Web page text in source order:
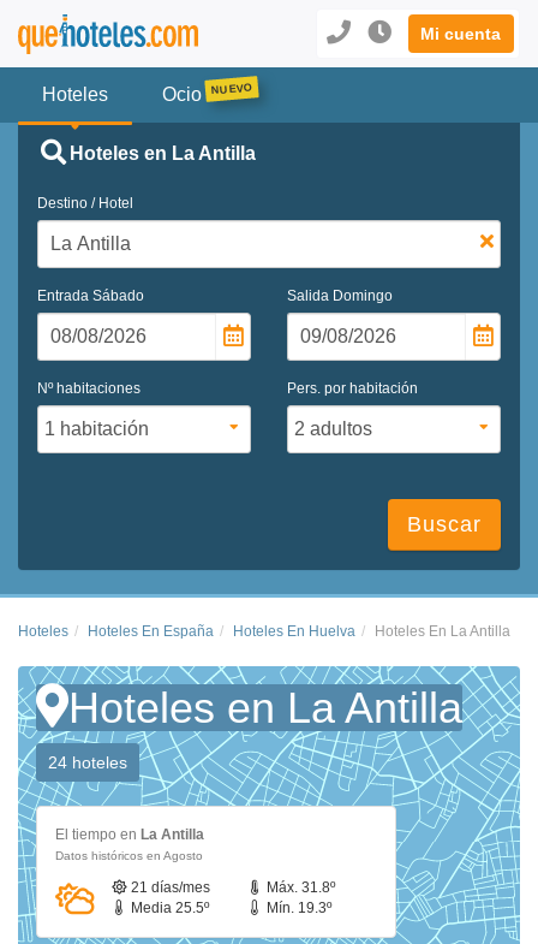
Mi cuenta
Hoteles Ocio
Hoteles en La Antilla
Destino / Hotel
Entrada Sábado Salida Domingo
Nº habitaciones Pers. por habitación
Buscar
Hoteles Hoteles En España Hoteles En Huelva Hoteles En La Antilla
Hoteles en La Antilla
24 hoteles
El tiempo en La Antilla
Datos históricos en Agosto
21 días/mes
Máx. 31.8º
Media 25.5º
Mín. 19.3º